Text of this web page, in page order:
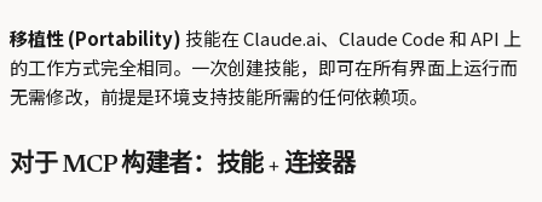
移植性 (Portability) 技能在 Claude.ai、Claude Code 和 API 上
的工作方式完全相同。一次创建技能，即可在所有界面上运行而
无需修改，前提是环境支持技能所需的任何依赖项。
对于 MCP 构建者：技能 + 连接器